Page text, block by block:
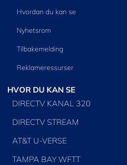
Hvordan du kan se
Nyhetsrom
Tilbakemelding
Reklameressurser
HVOR DU KAN SE
DIRECTV KANAL 320
DIRECTV STREAM
AT&T U-VERSE
TAMPA BAY WFTT